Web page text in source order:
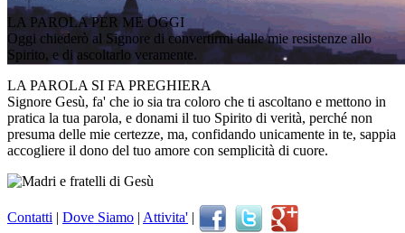
LA PAROLA PER ME OGGI
Oggi chiederò al Signore di convertirmi dalle mie resistenze allo
Spirito, e di ascoltarlo veramente.
LA PAROLA SI FA PREGHIERA
Signore Gesù, fa' che io sia tra coloro che ti ascoltano e mettono in
pratica la tua parola, e donami il tuo Spirito di verità, perché non
presuma delle mie certezze, ma, confidando unicamente in te, sappia
accogliere il dono del tuo amore con semplicità di cuore.
Contatti | Dove Siamo | Attivita' |